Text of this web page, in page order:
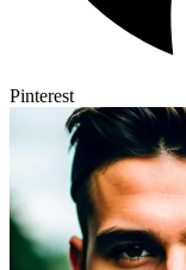
Pinterest